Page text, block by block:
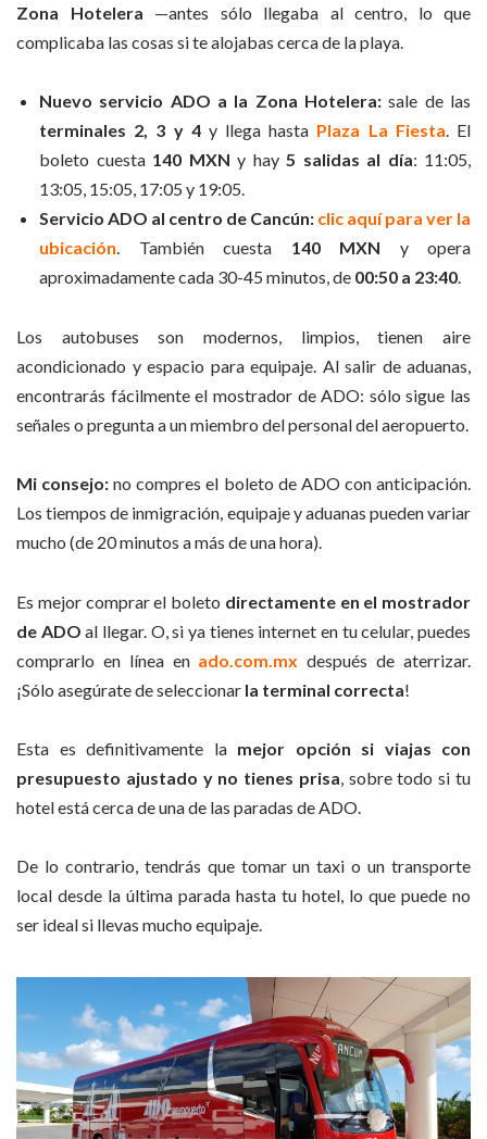
Zona Hotelera —antes sólo llegaba al centro, lo que
complicaba las cosas si te alojabas cerca de la playa.
Nuevo servicio ADO a la Zona Hotelera: sale de las
terminales 2, 3 y 4y llega hasta Plaza La Fiesta. El
boleto cuesta 140 MXN y hay 5 salidas al día: 11:05,
13:05, 15:05, 17:05 y 19:05.
Servicio ADO al centro de Cancún: clic aquí para ver la
ubicación. También cuesta 140 MXN y opera
aproximadamente cada 30-45 minutos, de 00:50 a 23:40.
Los autobuses son modernos, limpios, tienen aire
acondicionado y espacio para equipaje. Al salir de aduanas,
encontrarás fácilmente el mostrador de ADO: sólo sigue las
señales o pregunta a un miembro del personal del aeropuerto.
Mi consejo: no compres el boleto de ADO con anticipación.
Los tiempos de inmigración, equipaje y aduanas pueden variar
mucho (de 20 minutos a más de una hora).
Es mejor comprar el boleto directamente en el mostrador
de ADO al llegar. O, si ya tienes internet en tu celular, puedes
comprarlo en línea en ado.com.mx después de aterrizar.
¡Sólo asegúrate de seleccionar la terminal correcta!
Esta es definitivamente la mejor opción si viajas con
presupuesto ajustado y no tienes prisa, sobre todo si tu
hotel está cerca de una de las paradas de ADO.
De lo contrario, tendrás que tomar un taxi o un transporte
local desde la última parada hasta tu hotel, lo que puede no
ser ideal si llevas mucho equipaje.